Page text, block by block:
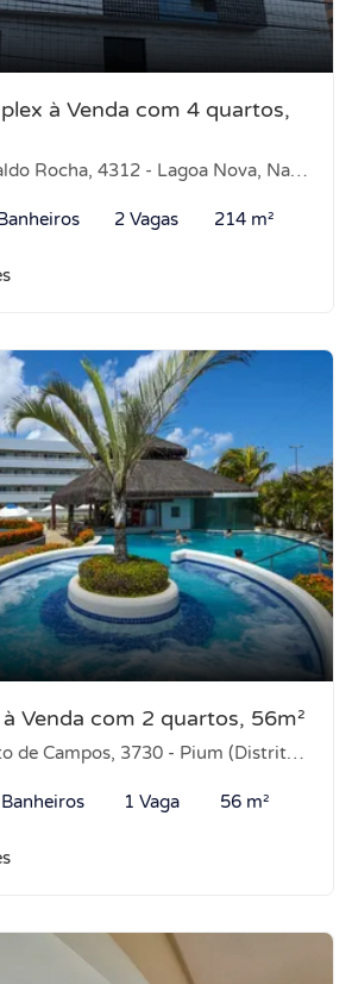
à Venda com 4 quartos,
Rocha, 4312 - Lagoa Nova, Natal-RN
2 Vagas 214 m²
Venda com 2 quartos, 56m²
3730 - Pium (Distrito Litoral), Parnamirim-RN
1 Vaga 56 m²